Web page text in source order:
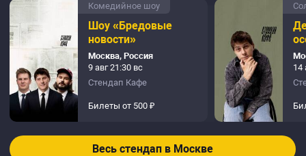
Комедийное шоу
Шоу «Бредовые
новости»
Москва, Россия
9 авг 21:30 вс
Стендап Кафе
Билеты от 500 ₽
14
Весь стендап в Москве